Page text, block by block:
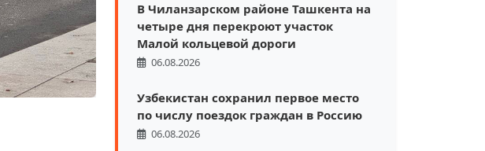
В Чиланзарском районе Ташкента на
четыре дня перекроют участок
Малой кольцевой дороги
06.08.2026
Узбекистан сохранил первое место
по числу поездок граждан в Россию
06.08.2026